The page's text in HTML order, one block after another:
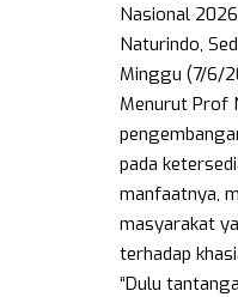
Nasional
Naturindo,
Minggu (7/6/
Menurut Prof
pada
manfaatnya,
masyarakat
terhadap
“Dulu